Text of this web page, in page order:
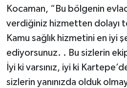
Kocaman, “Bu bölgenin
verdiğiniz hizmetten dolayı
Kamu sağlık hizmetini en iyi
ediyorsunuz. . Bu sizlerin ekip
İyi ki varsınız, iyi ki
sizlerin yanınızda olduk